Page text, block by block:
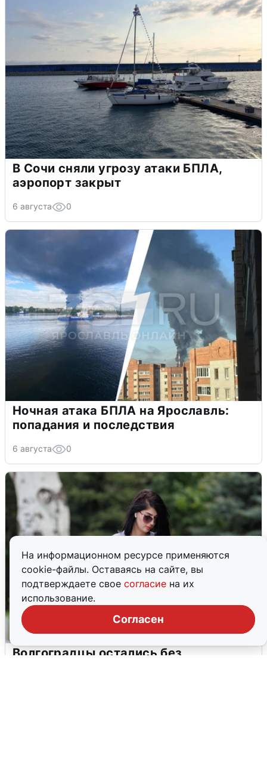
На информационном ресурсе применяются
cookie-файлы. Оставаясь на сайте, вы
подтверждаете свое согласие на их
использование.
Согласен
В Сочи сняли угрозу атаки БПЛА,
аэропорт закрыт
6 августа 0
Ночная атака БПЛА на Ярославль:
попадания и последствия
6 августа 0
Волгоградцы остались без